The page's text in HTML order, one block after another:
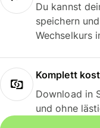
Du kannst
speichern
Wechselkurs
Komplett
Download in
und ohne